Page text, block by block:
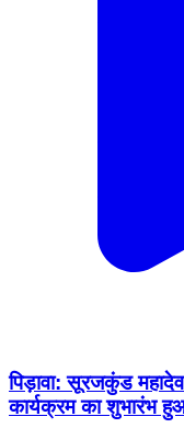
पिड़ावा: सूरजकुंड महादेव
कार्यक्रम का शुभारंभ